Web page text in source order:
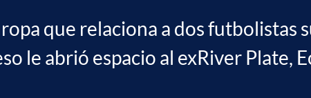
que relaciona a dos futbolistas
le abrió espacio al exRiver Plate,